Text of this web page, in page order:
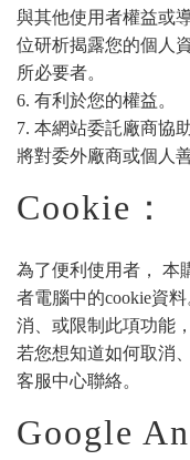
與其他使用者權益或
位研析揭露您的個人
所必要者。
6. 有利於您的權益。
7. 本網站委託廠商協
將對委外廠商或個人
Cookie：
為了便利使用者， 本
者電腦中的cookie資
消、或限制此項功能
若您想知道如何取消
客服中心聯絡。
Google